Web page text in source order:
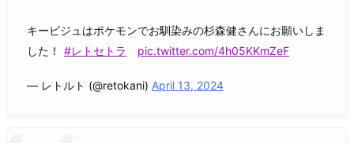
キービジュはポケモンでお馴染みの杉森健さんにお願いしま
した！
#レトセトラ pic.twitter.com/4h05KKmZeF
— レトルト (@retokani) April 13, 2024